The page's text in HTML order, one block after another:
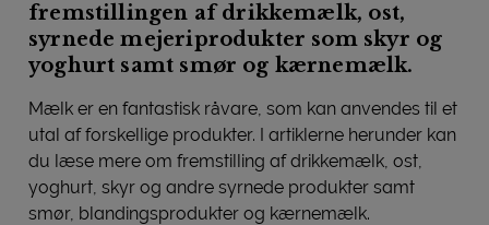
fremstillingen af drikkemælk, ost,
syrnede mejeriprodukter som skyr og
yoghurt samt smør og kærnemælk.
Mælk er en fantastisk råvare, som kan anvendes til et
utal af forskellige produkter. I artiklerne herunder kan
du læse mere om fremstilling af drikkemælk, ost,
yoghurt, skyr og andre syrnede produkter samt
smør, blandingsprodukter og kærnemælk.